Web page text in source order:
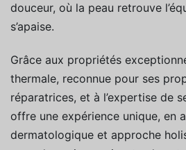
douceur, où la peau retrouve
s’apaise.
Grâce aux propriétés
thermale, reconnue pour ses
réparatrices, et à l’expertise de
offre une expérience unique, en
dermatologique et approche